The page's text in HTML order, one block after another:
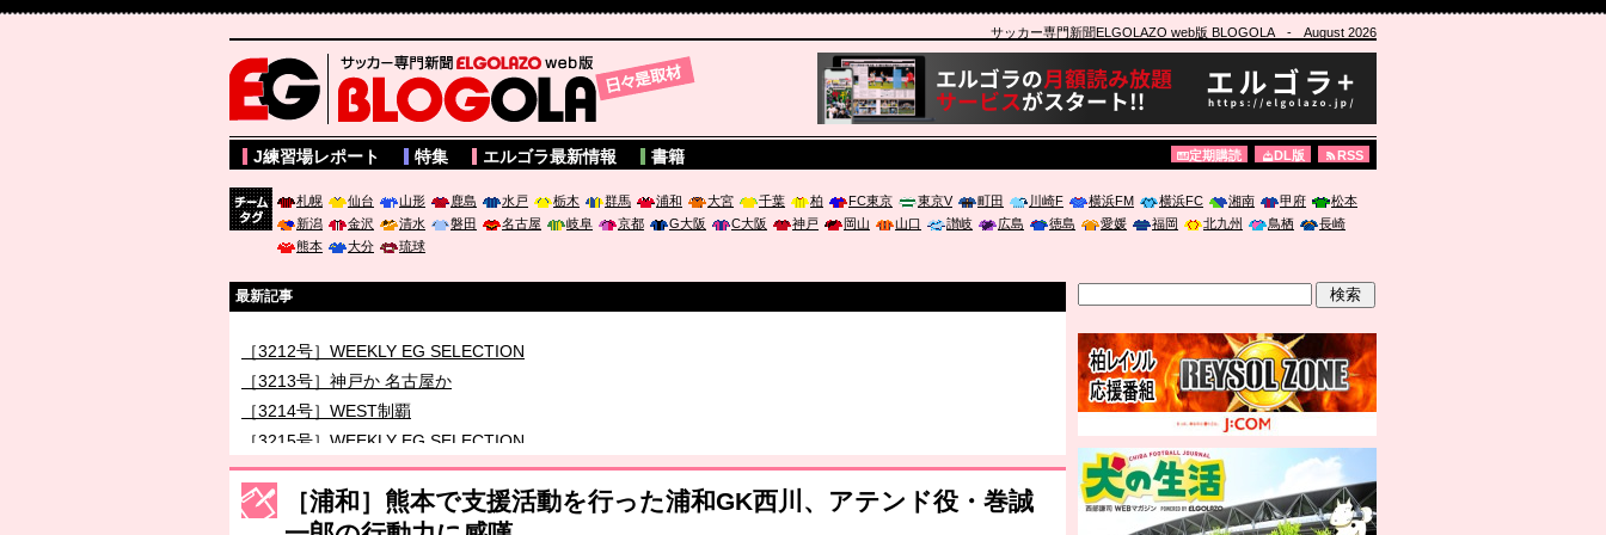
サッカー専門新聞ELGOLAZO web版 BLOGOLA- August 2026
サッカー専門新聞ELGOLAZO web版 BLOGOLA
J練習場レポート 特集 エルゴラ最新情報 書籍 定期購読 DL版 RSS
札幌 仙台 山形 鹿島 水戸 栃木 群馬 浦和 大宮 千葉 柏 FC東京 東京V 町田 川崎F 横浜FM 横浜FC 湘南 甲府
松本
新潟
金沢 清水 磐田 名古屋 岐阜 京都 G大阪 C大阪 神戸 岡山 山口 讃岐 広島 徳島 愛媛 福岡 北九州 鳥栖
長崎
熊本
大分 琉球
最新記事
［3215号］WEEKLY EG SELECTION
［3216号］行く末占うラストワン
［3217号］最高の景色へ出国
［浦和］熊本で支援活動を行った浦和GK西川、アテンド役・巻誠